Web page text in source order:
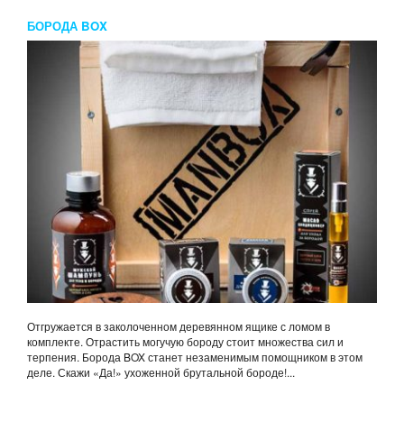
БОРОДА BOX
Отгружается в заколоченном деревянном ящике с ломом в
комплекте. Отрастить могучую бороду стоит множества сил и
терпения. Борода BOX станет незаменимым помощником в этом
деле. Скажи «Да!» ухоженной брутальной бороде!...